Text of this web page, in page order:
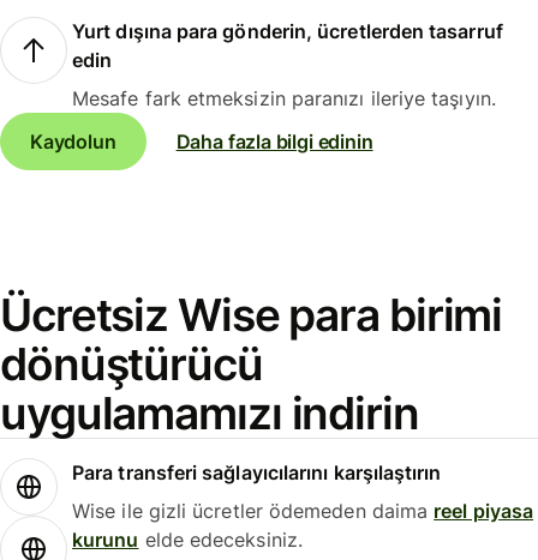
Yurt dışına para gönderin, ücretlerden tasarruf
edin
Mesafe fark etmeksizin paranızı ileriye taşıyın.
Kaydolun
Daha fazla bilgi edinin
Ücretsiz Wise para birimi
dönüştürücü
uygulamamızı indirin
Para transferi sağlayıcılarını karşılaştırın
Wise ile gizli ücretler ödemeden daima reel piyasa
kurunu elde edeceksiniz.